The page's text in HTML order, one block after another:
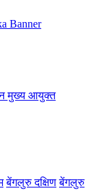
मुख्य आयुक्त
बेंगलुरु दक्षिण बेंगलुरु